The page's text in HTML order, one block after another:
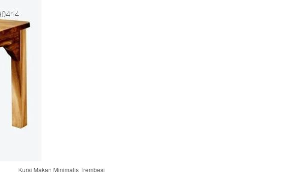
Kursi Makan Minimalis Trembesi